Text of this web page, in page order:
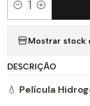
Quantity
Mostrar stock
DESCRIÇÃO
💧 Película